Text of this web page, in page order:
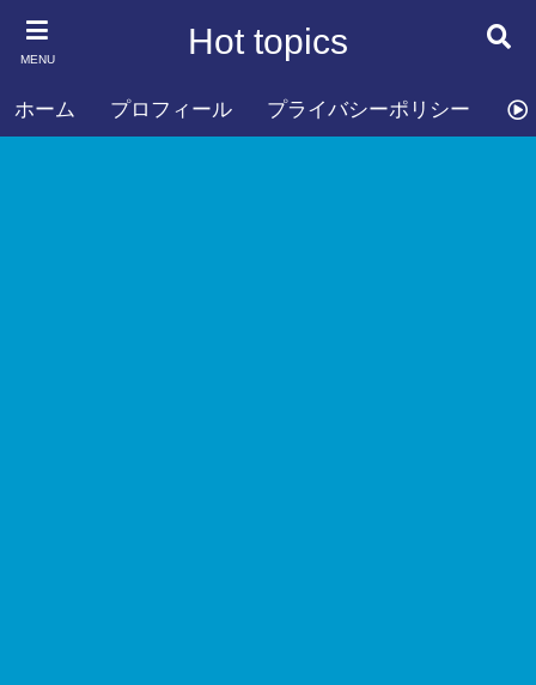
MENU Hot topics
ホーム プロフィール プライバシーポリシー お